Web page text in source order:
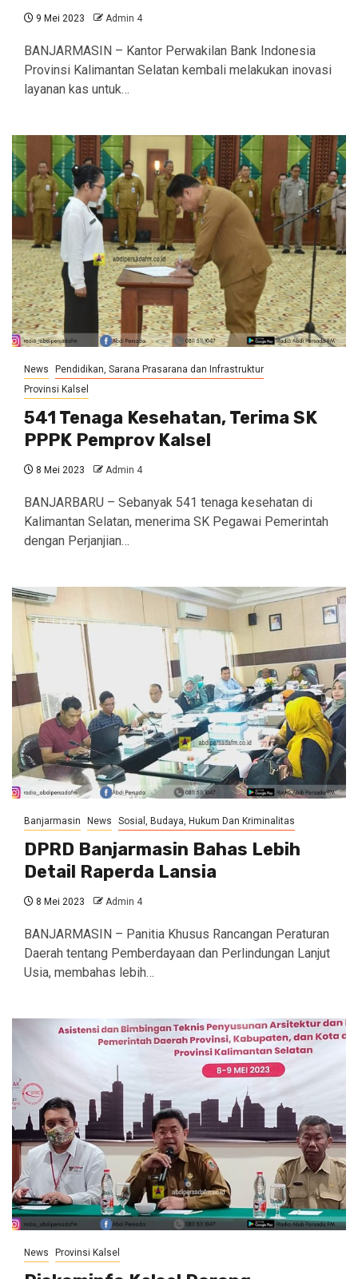
9 Mei 2023 Admin 4
BANJARMASIN – Kantor Perwakilan Bank Indonesia
Provinsi Kalimantan Selatan kembali melakukan inovasi
layanan kas untuk…
News
Pendidikan, Sarana Prasarana dan Infrastruktur
Provinsi Kalsel
541 Tenaga Kesehatan, Terima SK
PPPK Pemprov Kalsel
8 Mei 2023 Admin 4
BANJARBARU – Sebanyak 541 tenaga kesehatan di
Kalimantan Selatan, menerima SK Pegawai Pemerintah
dengan Perjanjian…
Banjarmasin News Sosial, Budaya, Hukum Dan Kriminalitas
DPRD Banjarmasin Bahas Lebih
Detail Raperda Lansia
8 Mei 2023 Admin 4
BANJARMASIN – Panitia Khusus Rancangan Peraturan
Daerah tentang Pemberdayaan dan Perlindungan Lanjut
Usia, membahas lebih…
News Provinsi Kalsel